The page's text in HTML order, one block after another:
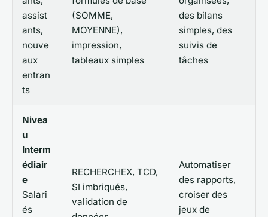
assist
ants,
nouve
aux
entran
ts
(SOMME,
MOYENNE),
impression,
tableaux simples
des bilans
simples, des
suivis de
tâches
Nivea
u
Interm
édiair
e
Salari
és
RECHERCHEX, TCD,
SI imbriqués,
validation de
Automatiser
des rapports,
croiser des
jeux de